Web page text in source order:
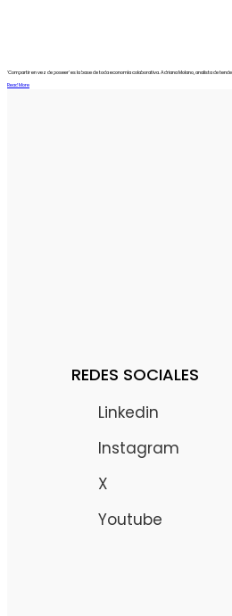
‘Compartir en vez de poseer’ es la base de toda economía colaborativa. Adriana Molano, analista de
Read More
REDES SOCIALES
Linkedin
Instagram
X
Youtube